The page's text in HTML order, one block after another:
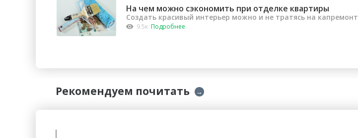
На чем можно сэкономить при отделке квартиры
Создать красивый интерьер можно и не тратясь на капремонт
9.5к Подробнее
Рекомендуем почитать →